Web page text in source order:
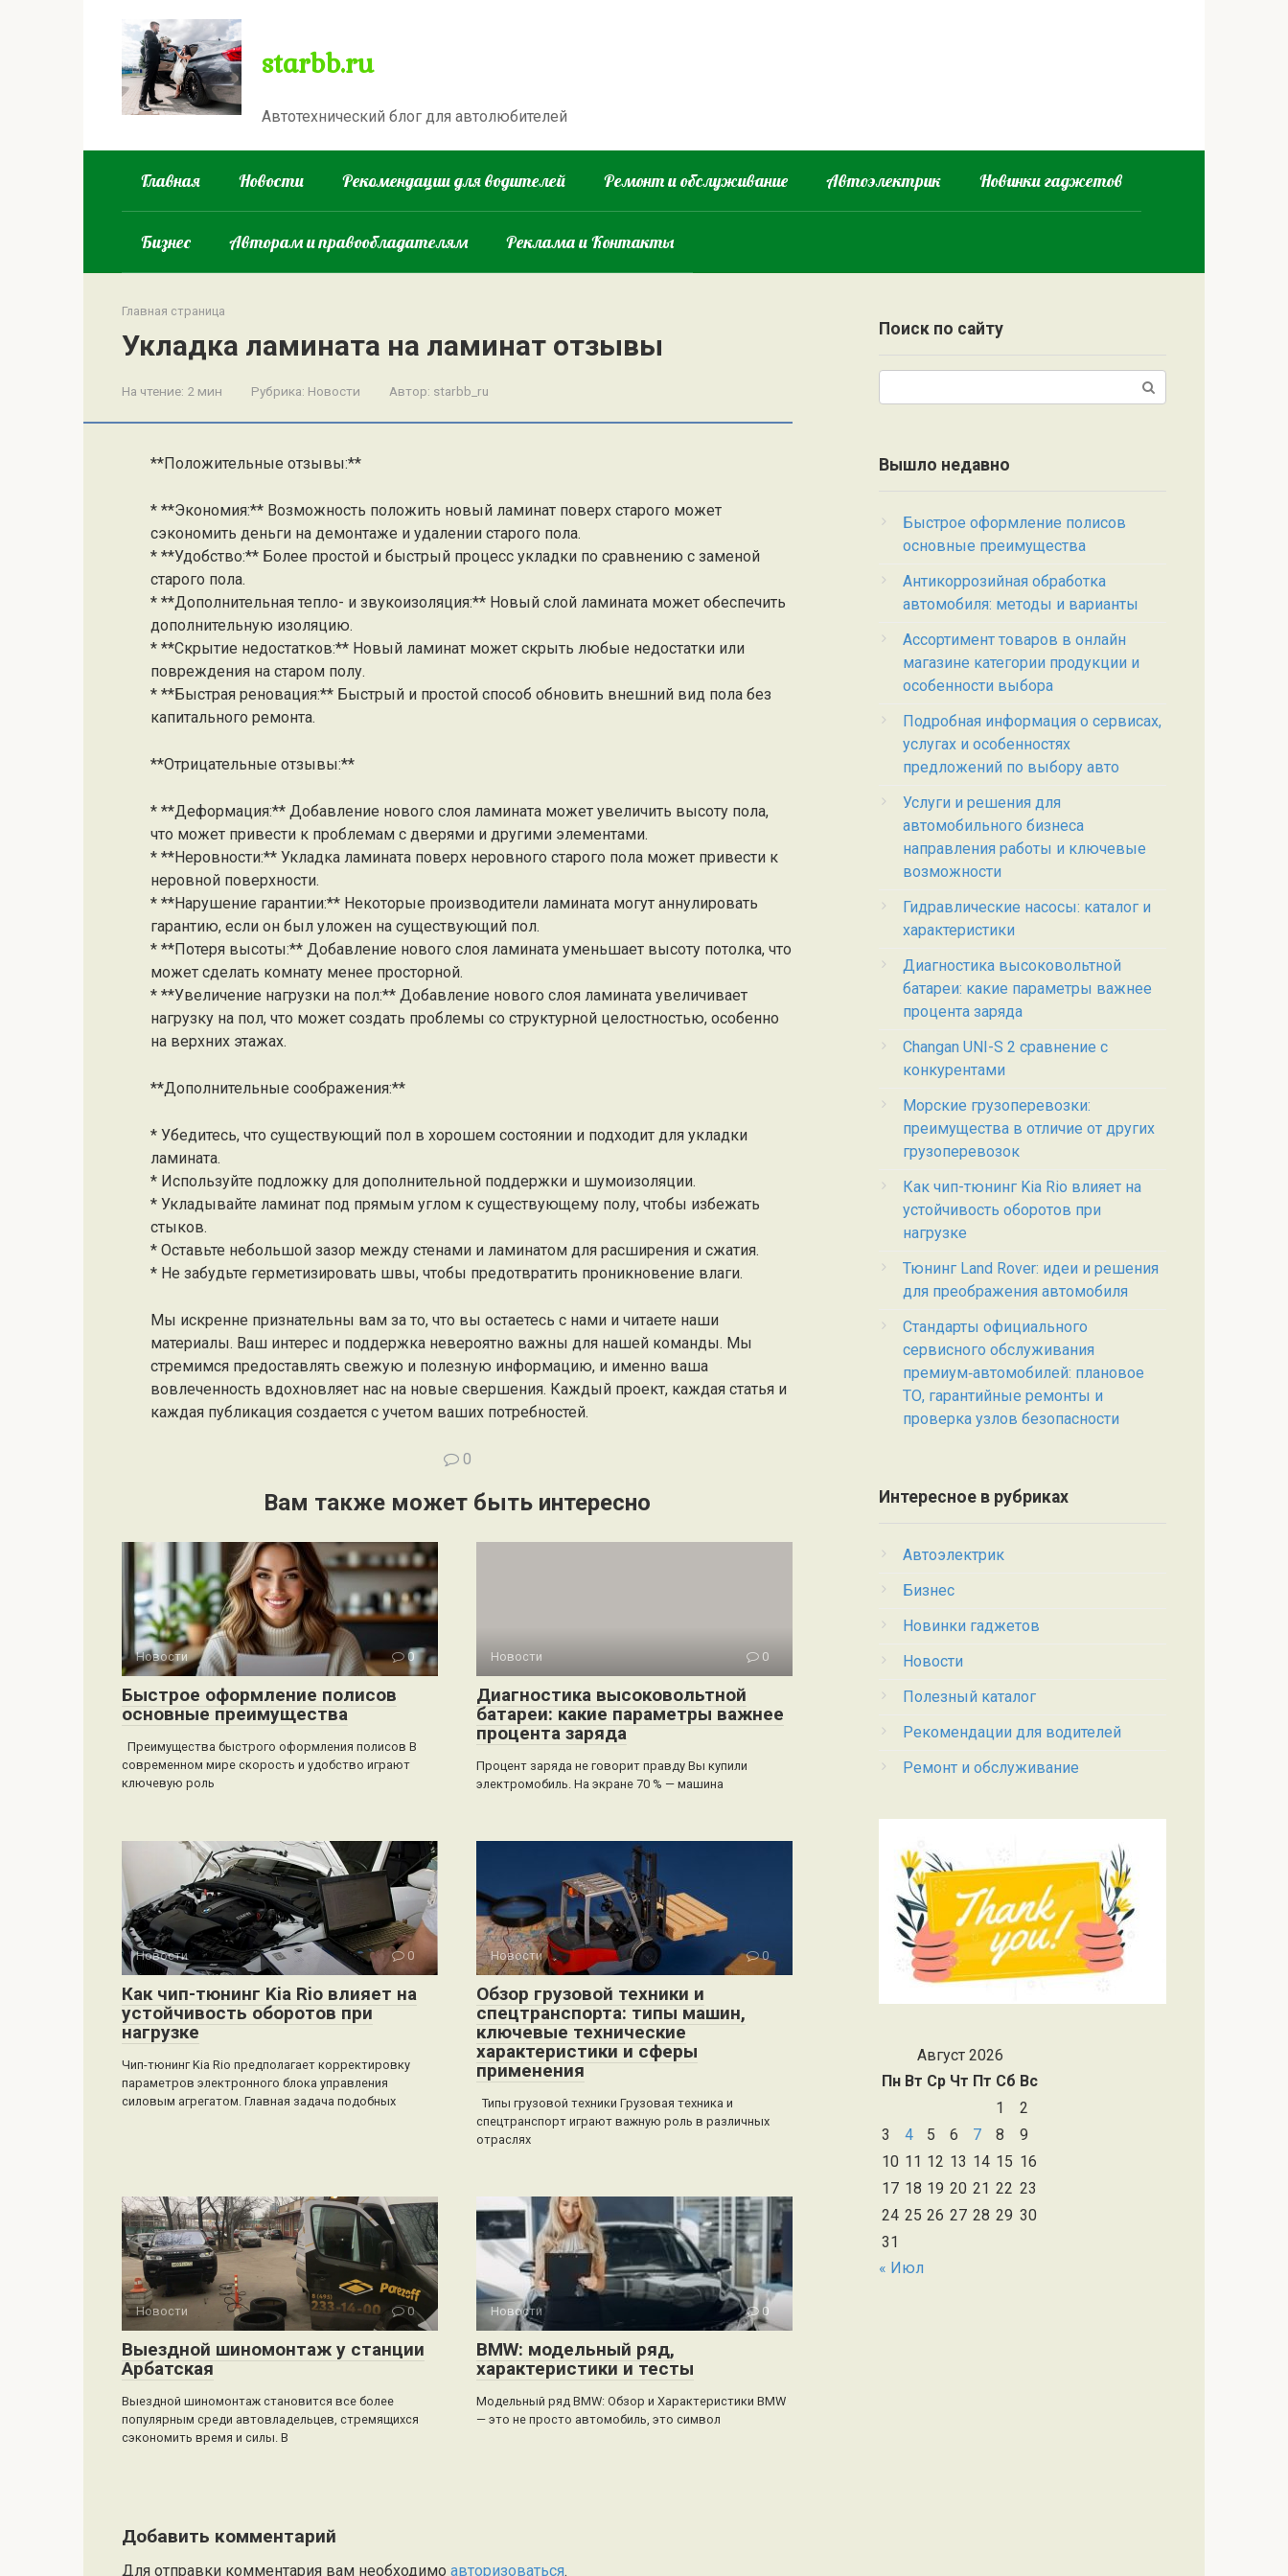
starbb.ru
Автотехнический блог для автолюбителей
Главная Новости Рекомендации для водителей Ремонт и обслуживание Автоэлектрик Новинки гаджетов
Бизнес Авторам и правообладателям Реклама и Контакты
Главная страница
Укладка ламината на ламинат отзывы
На чтение: 2 мин Рубрика: Новости Автор: starbb_ru
**Положительные отзывы:**
* **Экономия:** Возможность положить новый ламинат поверх старого может
сэкономить деньги на демонтаже и удалении старого пола.
* **Удобство:** Более простой и быстрый процесс укладки по сравнению с заменой
старого пола.
* **Дополнительная тепло- и звукоизоляция:** Новый слой ламината может обеспечить
дополнительную изоляцию.
* **Скрытие недостатков:** Новый ламинат может скрыть любые недостатки или
повреждения на старом полу.
* **Быстрая реновация:** Быстрый и простой способ обновить внешний вид пола без
капитального ремонта.
**Отрицательные отзывы:**
* **Деформация:** Добавление нового слоя ламината может увеличить высоту пола,
что может привести к проблемам с дверями и другими элементами.
* **Неровности:** Укладка ламината поверх неровного старого пола может привести к
неровной поверхности.
* **Нарушение гарантии:** Некоторые производители ламината могут аннулировать
гарантию, если он был уложен на существующий пол.
* **Потеря высоты:** Добавление нового слоя ламината уменьшает высоту потолка, что
может сделать комнату менее просторной.
* **Увеличение нагрузки на пол:** Добавление нового слоя ламината увеличивает
нагрузку на пол, что может создать проблемы со структурной целостностью, особенно
на верхних этажах.
**Дополнительные соображения:**
* Убедитесь, что существующий пол в хорошем состоянии и подходит для укладки
ламината.
* Используйте подложку для дополнительной поддержки и шумоизоляции.
* Укладывайте ламинат под прямым углом к существующему полу, чтобы избежать
стыков.
* Оставьте небольшой зазор между стенами и ламинатом для расширения и сжатия.
* Не забудьте герметизировать швы, чтобы предотвратить проникновение влаги.
Мы искренне признательны вам за то, что вы остаетесь с нами и читаете наши
материалы. Ваш интерес и поддержка невероятно важны для нашей команды. Мы
стремимся предоставлять свежую и полезную информацию, и именно ваша
вовлеченность вдохновляет нас на новые свершения. Каждый проект, каждая статья и
каждая публикация создается с учетом ваших потребностей.
0
Вам также может быть интересно
Новости 0
Быстрое оформление полисов
основные преимущества
Преимущества быстрого оформления полисов В
современном мире скорость и удобство играют
ключевую роль
Новости 0
Диагностика высоковольтной
батареи: какие параметры важнее
процента заряда
Процент заряда не говорит правду Вы купили
электромобиль. На экране 70 % — машина
Новости 0
Как чип-тюнинг Kia Rio влияет на
устойчивость оборотов при
нагрузке
Чип-тюнинг Kia Rio предполагает корректировку
параметров электронного блока управления
силовым агрегатом. Главная задача подобных
Новости 0
Обзор грузовой техники и
спецтранспорта: типы машин,
ключевые технические
характеристики и сферы
применения
Типы грузовой техники Грузовая техника и
спецтранспорт играют важную роль в различных
отраслях
Новости 0
Выездной шиномонтаж у станции
Арбатская
Выездной шиномонтаж становится все более
популярным среди автовладельцев, стремящихся
сэкономить время и силы. В
Новости 0
BMW: модельный ряд,
характеристики и тесты
Модельный ряд BMW: Обзор и Характеристики BMW
— это не просто автомобиль, это символ
Добавить комментарий
Для отправки комментария вам необходимо авторизоваться.
Поиск по сайту
Вышло недавно
Быстрое оформление полисов
основные преимущества
Антикоррозийная обработка
автомобиля: методы и варианты
Ассортимент товаров в онлайн
магазине категории продукции и
особенности выбора
Подробная информация о сервисах,
услугах и особенностях
предложений по выбору авто
Услуги и решения для
автомобильного бизнеса
направления работы и ключевые
возможности
Гидравлические насосы: каталог и
характеристики
Диагностика высоковольтной
батареи: какие параметры важнее
процента заряда
Changan UNI-S 2 сравнение с
конкурентами
Морские грузоперевозки:
преимущества в отличие от других
грузоперевозок
Как чип-тюнинг Kia Rio влияет на
устойчивость оборотов при
нагрузке
Тюнинг Land Rover: идеи и решения
для преображения автомобиля
Стандарты официального
сервисного обслуживания
премиум‑автомобилей: плановое
ТО, гарантийные ремонты и
проверка узлов безопасности
Интересное в рубриках
Автоэлектрик
Бизнес
Новинки гаджетов
Новости
Полезный каталог
Рекомендации для водителей
Ремонт и обслуживание
Август 2026
Пн Вт Ср Чт Пт Сб Вс
1
2
3
4 5 6 7 8
9
10 11 12 13 14 15 16
17 18 19 20 21 22 23
24 25 26 27 28 29 30
31
« Июл